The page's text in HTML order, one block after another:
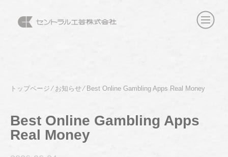
トップページ⁄ お知らせ⁄ Best Online Gambling Apps Real Money
Best Online Gambling Apps
Real Money